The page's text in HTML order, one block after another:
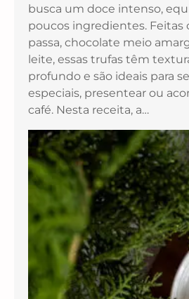
busca um doce intenso,
poucos ingredientes. Feitas
passa, chocolate meio
leite, essas trufas têm
profundo e são ideais para
especiais, presentear ou
café. Nesta receita, a…